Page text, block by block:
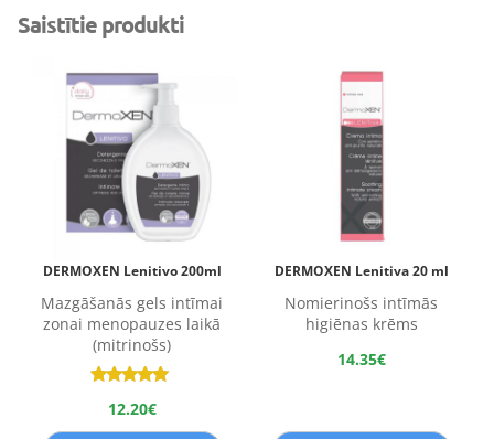
Saistītie produkti
DERMOXEN Lenitivo 200ml
Mazgāšanās gels intīmai
zonai menopauzes laikā
(mitrinošs)
5.00
12.20€
DERMOXEN Lenitiva 20 ml
Nomierinošs intīmās
higiēnas krēms
14.35€